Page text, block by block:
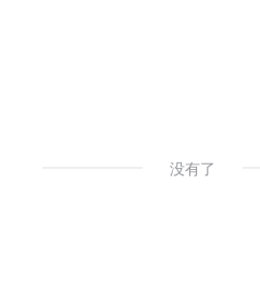
没有了